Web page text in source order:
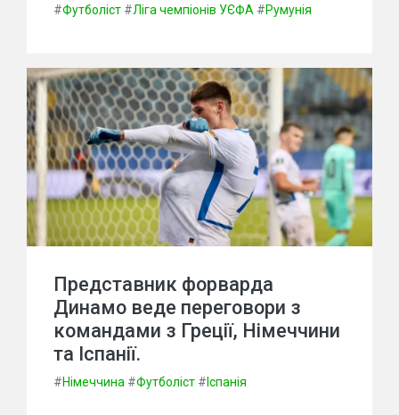
#Футболіст #Ліга чемпіонів УЄФА #Румунія
Представник форварда
Динамо веде переговори з
командами з Греції, Німеччини
та Іспанії.
#Німеччина #Футболіст # Іспанія